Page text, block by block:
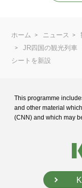
ホーム ニュース
JR四国の観光列
シートを新設
This programme
and other material
(CNN) and which may